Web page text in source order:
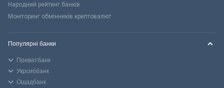
Народний рейтинг банків
Моніторинг обмінників криптовалют
Популярні банки
Приватбанк
Укрсиббанк
Ощадбанк